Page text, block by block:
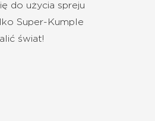
do użycia spreju
Super-Kumple
świat!